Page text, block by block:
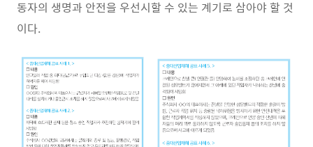
동자의 생명과 안전을 우선시할 수 있는 계기로 삼아야 할 것
이다.